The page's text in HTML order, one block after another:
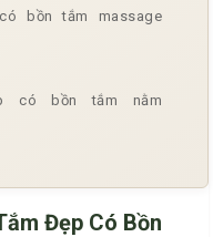
bồn tắm massage
có bồn tắm nằm
Đẹp Có Bồn